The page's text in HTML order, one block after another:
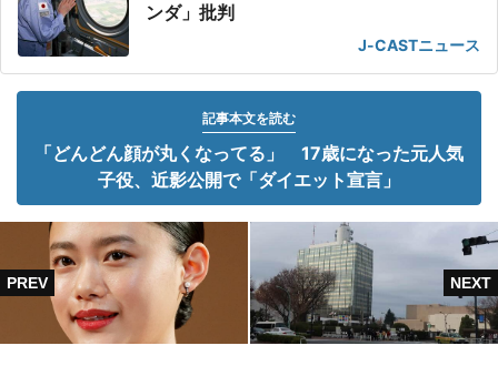
ンダ」批判
J-CASTニュース
記事本文を読む
「どんどん顔が丸くなってる」 17歳になった元人気
子役、近影公開で「ダイエット宣言」